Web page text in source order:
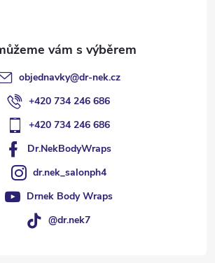
objednavky@dr-nek.cz
+420 734 246 686
+420 734 246 686
Dr.NekBodyWraps
dr.nek_salonph4
Drnek Body Wraps
@dr.nek7